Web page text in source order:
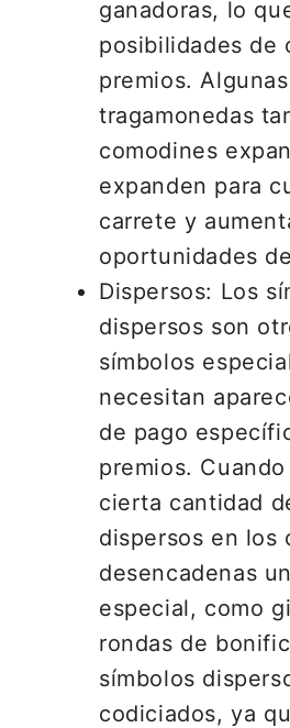
ganadoras, lo
posibilidades de
premios.
tragamonedas
comodines
expanden para
carrete y
oportunidades
Dispersos: Los
dispersos son
símbolos
necesitan
de pago
premios.
cierta cantidad
dispersos en los
desencadenas
especial, como
rondas de
símbolos
codiciados, ya